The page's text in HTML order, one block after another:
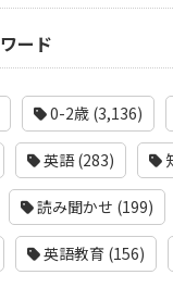
ード
0-2歳 (3,136)
英語 (283)
読み聞かせ (199)
英語教育 (156)